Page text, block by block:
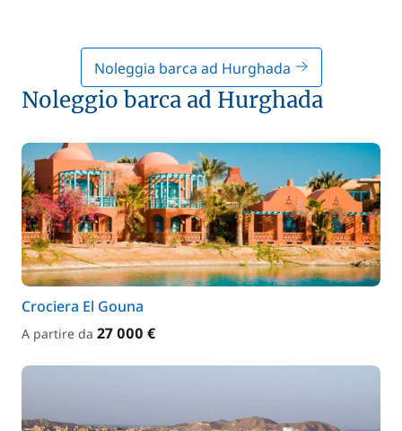
Noleggia barca ad Hurghada
Noleggio barca ad Hurghada
Crociera El Gouna
A partire da 27 000 €